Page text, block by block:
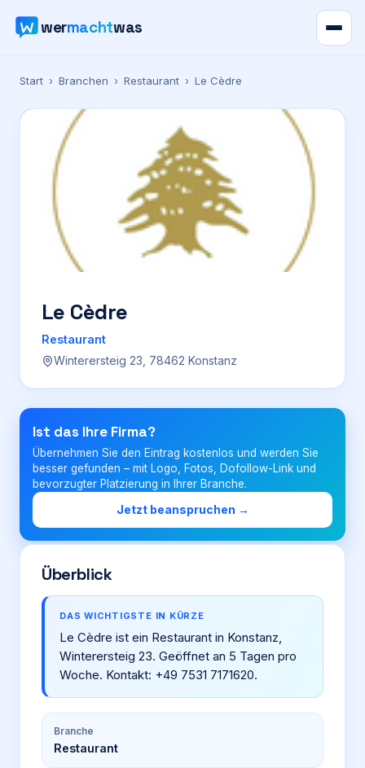
wermachtwas
Verzeichnis
Karte
Ratgeber
Werbung
Preise
Für Firmen
Login
Firma eintragen
Start › Branchen › Restaurant › Le Cèdre
Le Cèdre
Restaurant
Winterersteig 23, 78462 Konstanz
Ist das Ihre Firma?
Übernehmen Sie den Eintrag kostenlos und werden Sie
besser gefunden – mit Logo, Fotos, Dofollow-Link und
bevorzugter Platzierung in Ihrer Branche.
Jetzt beanspruchen →
Überblick
DAS WICHTIGSTE IN KÜRZE
Le Cèdre ist ein Restaurant in Konstanz,
Winterersteig 23. Geöffnet an 5 Tagen pro
Woche. Kontakt: +49 7531 7171620.
Branche
Restaurant